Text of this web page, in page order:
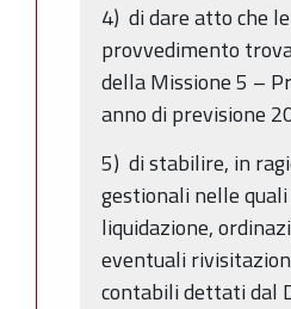
4) di dare atto che
provvedimento
della Missione 5 –
anno di previsione
5) di stabilire, in
gestionali nelle
liquidazione,
eventuali
contabili dettati dal